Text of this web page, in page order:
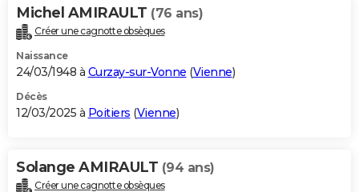
Michel AMIRAULT (76 ans)
Créer une cagnotte obsèques
Naissance
24/03/1948 à Curzay-sur-Vonne (Vienne)
Décès
12/03/2025 à Poitiers (Vienne)
Solange AMIRAULT (94 ans)
Créer une cagnotte obsèques